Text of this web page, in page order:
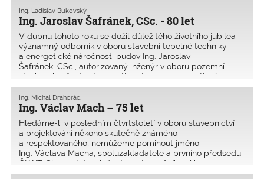
Ing. Jaroslav Šafránek, CSc. - 80 let
Ing. Ladislav Bukovský
V dubnu tohoto roku se dožil důležitého životního jubilea
významný odborník v oboru stavební tepelné techniky
a energetické náročnosti budov Ing. Jaroslav
Šafránek, CSc., autorizovaný inženýr v oboru pozemní
stavby, zkoušení a diagnostika staveb a energetické
auditorst
Ing. Václav Mach – 75 let
Ing. Michal Drahorád
Hledáme-li v posledním čtvrtstoletí v oboru stavebnictví
a projektování někoho skutečně známého
a respektovaného, nemůžeme pominout jméno
Ing. Václava Macha, spoluzakladatele a prvního předsedu
ČKAIT. Slavnostním složením autorizačního slibu 25.
listopadu 1992 se Vác